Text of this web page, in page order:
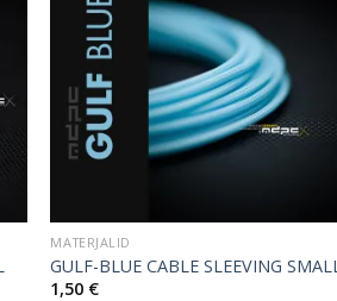
MATERJALID
GULF-BLUE CABLE SLEEVING SMALL
1,50 €